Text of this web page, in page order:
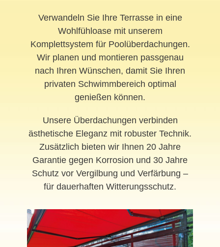
Verwandeln Sie Ihre Terrasse in eine
Wohlfühloase mit unserem
Komplettsystem für Poolüberdachungen.
Wir planen und montieren passgenau
nach Ihren Wünschen, damit Sie Ihren
privaten Schwimmbereich optimal
genießen können.
Unsere Überdachungen verbinden
ästhetische Eleganz mit robuster Technik.
Zusätzlich bieten wir Ihnen 20 Jahre
Garantie gegen Korrosion und 30 Jahre
Schutz vor Vergilbung und Verfärbung –
für dauerhaften Witterungsschutz.